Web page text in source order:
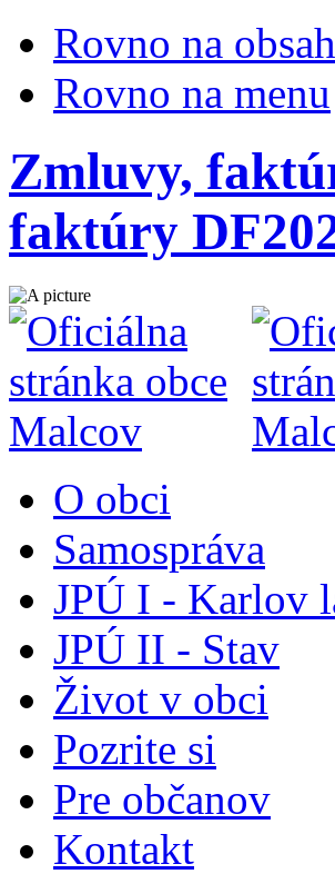
Rovno na obsah
Rovno na menu
Zmluvy,
faktúry
O obci
Samospráva
JPÚ I - Karlov
JPÚ II - Stav
Život v obci
Pozrite si
Pre občanov
Kontakt